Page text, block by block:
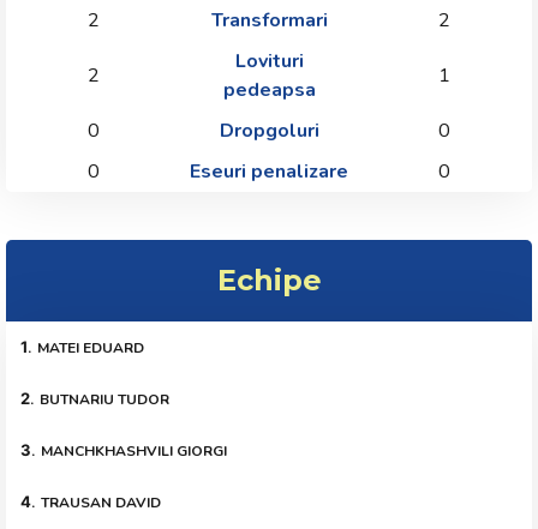
2
Transformari 2
2
Lovituri
pedeapsa
1
0 Dropgoluri
0
0
Eseuri penalizare 0
Echipe
1. MATEI EDUARD
2. BUTNARIU TUDOR
3. MANCHKHASHVILI GIORGI
4. TRAUSAN DAVID